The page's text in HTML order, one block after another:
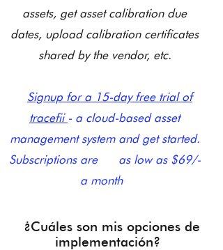
assets, get asset calibration due
dates, upload calibration certificates
shared by the vendor, etc.
Signup for a 15-day free trial of
tracefii - a cloud-based asset
management system and get started.
Subscriptions are as low as $69/-
a month
¿Cuáles son mis opciones de
implementación?